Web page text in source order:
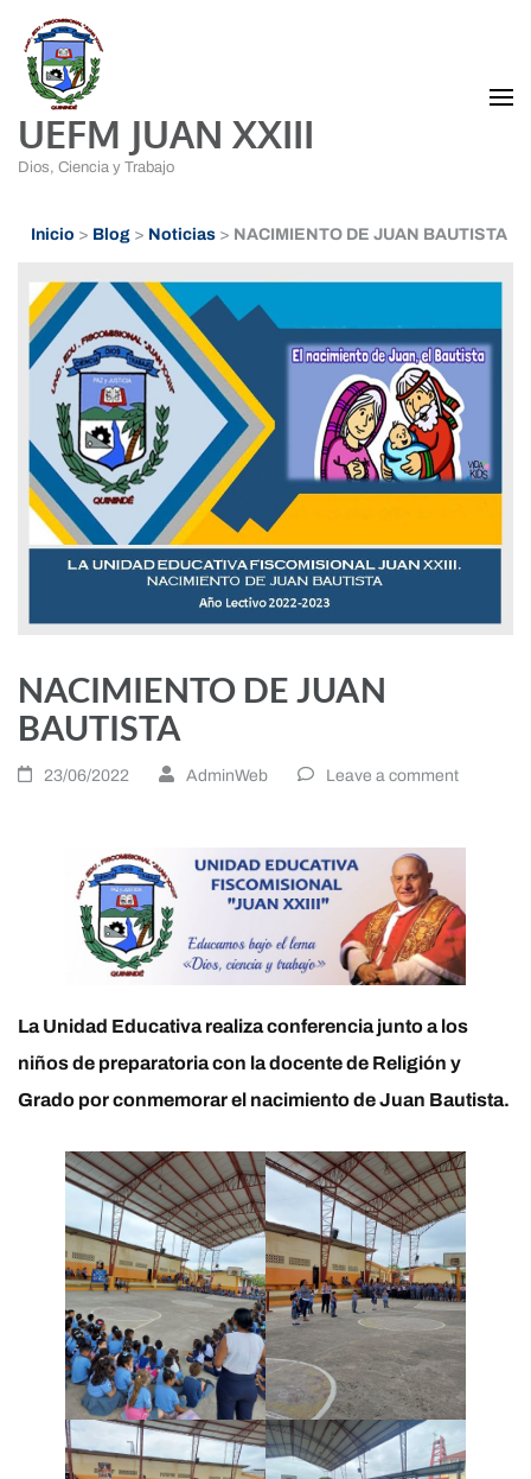
UEFM JUAN XXIII
Dios, Ciencia y Trabajo
Inicio > Blog > Noticias > NACIMIENTO DE JUAN BAUTISTA
NACIMIENTO DE JUAN
BAUTISTA
23/06/2022 AdminWeb Leave a comment
La Unidad Educativa realiza conferencia junto a los
niños de preparatoria con la docente de Religión y
Grado por conmemorar el nacimiento de Juan Bautista.